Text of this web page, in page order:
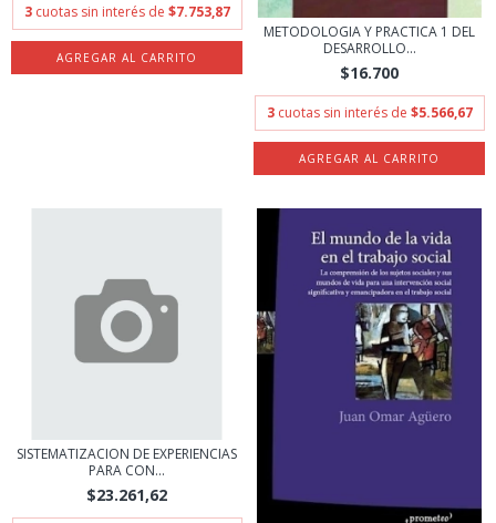
3 cuotas sin interés de $7.753,87
METODOLOGIA Y PRACTICA 1 DEL
DESARROLLO...
$16.700
3 cuotas sin interés de $5.566,67
SISTEMATIZACION DE EXPERIENCIAS
PARA CON...
$23.261,62